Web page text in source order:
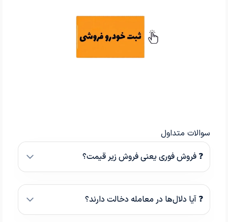
سوالات متداول
❓ فروش فوری یعنی فروش زیر قیمت؟
❓ آیا دلال‌ها در معامله دخالت دارند؟